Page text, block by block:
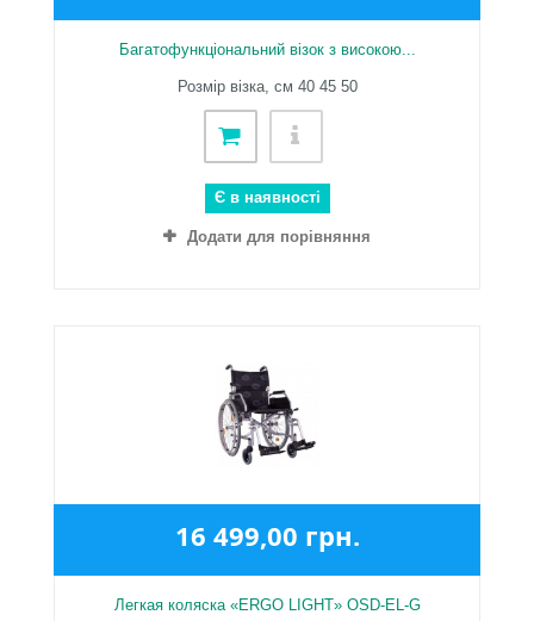
Багатофункціональний візок з високою...
Розмір візка, см 40 45 50
Є в наявності
Додати для порівняння
16 499,00 грн.
Легкая коляска «ERGO LIGHT» OSD-EL-G